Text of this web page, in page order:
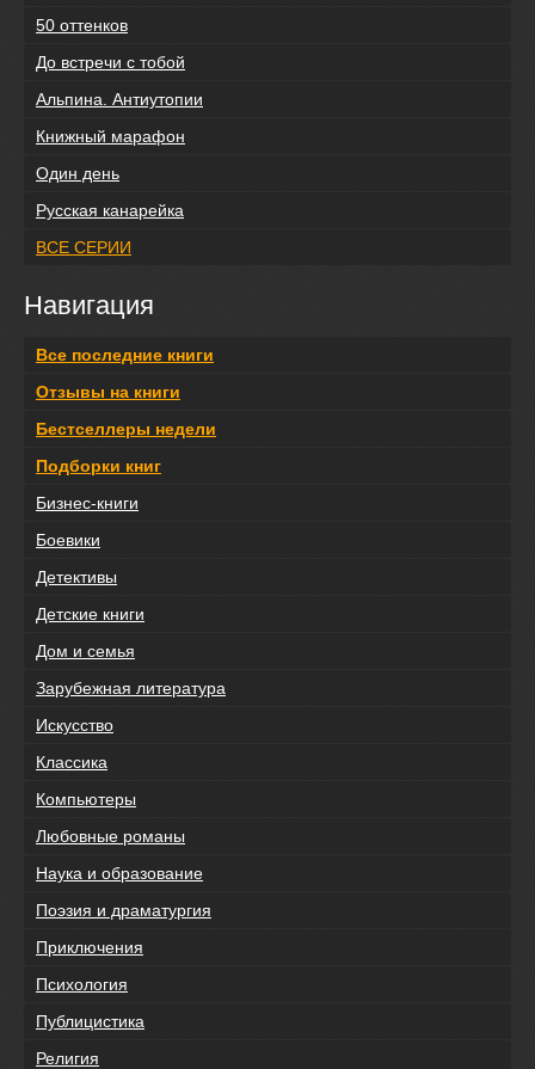
50 оттенков
До встречи с тобой
Альпина. Антиутопии
Книжный марафон
Один день
Русская канарейка
ВСЕ СЕРИИ
Навигация
Все последние книги
Отзывы на книги
Бестселлеры недели
Подборки книг
Бизнес-книги
Боевики
Детективы
Детские книги
Дом и семья
Зарубежная литература
Искусство
Классика
Компьютеры
Любовные романы
Наука и образование
Поэзия и драматургия
Приключения
Психология
Публицистика
Религия